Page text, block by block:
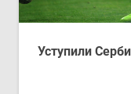
Уступили